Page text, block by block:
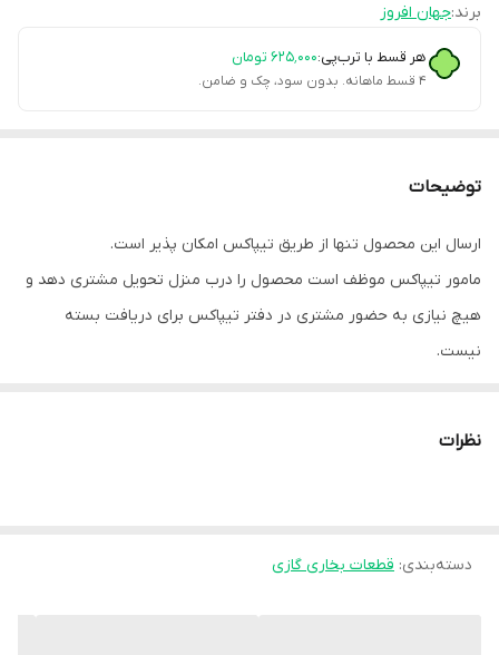
برند:جهان افروز
هر قسط با ترب‌پی:۶۲۵٬۰۰۰ تومان
۴ قسط ماهانه. بدون سود، چک و ضامن.
توضیحات
ارسال این محصول تنها از طریق تیپاکس امکان پذیر است.
مامور تیپاکس موظف است محصول را درب منزل تحویل مشتری دهد و
هیچ نیازی به حضور مشتری در دفتر تیپاکس برای دریافت بسته
نیست.
فروشگاه پرداخت خواهد شد.
نظرات
دسته‌بندی: قطعات بخاری گازی